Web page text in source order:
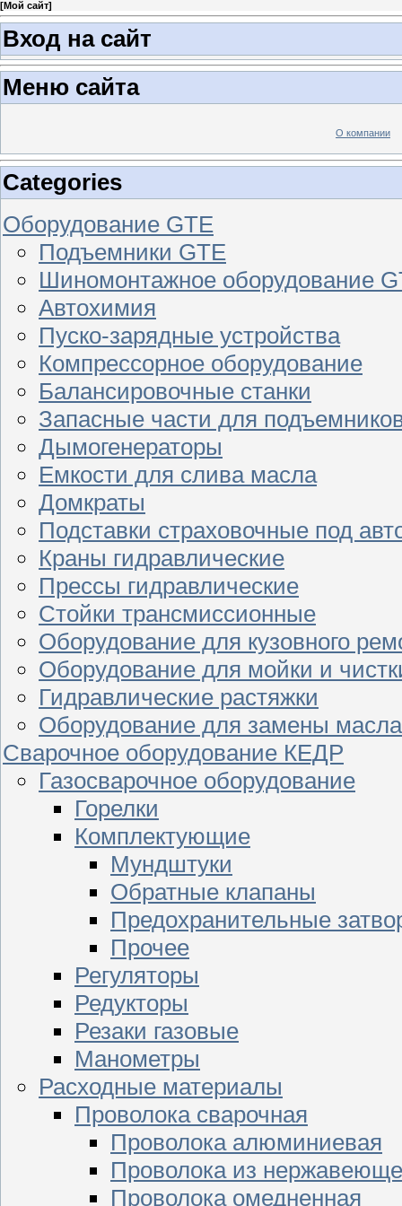
[Мой сайт]
Вход на сайт
Меню сайта
О компании
Categories
Оборудование GTE
Подъемники GTE
Шиномонтажное оборудование
Автохимия
Пуско-зарядные устройства
Компрессорное оборудование
Балансировочные станки
Запасные части для
Дымогенераторы
Емкости для слива масла
Домкраты
Подставки страховочные под
Краны гидравлические
Прессы гидравлические
Стойки трансмиссионные
Оборудование для кузовного
Оборудование для мойки и
Гидравлические растяжки
Оборудование для замены масла
Сварочное оборудование КЕДР
Газосварочное оборудование
Горелки
Комплектующие
Мундштуки
Обратные клапаны
Предохранительные
Прочее
Регуляторы
Редукторы
Резаки газовые
Манометры
Расходные материалы
Проволока сварочная
Проволока алюминиевая
Проволока из
Проволока омедненная